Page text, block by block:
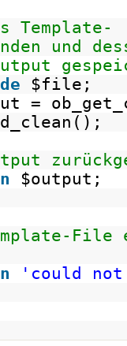
Template-
und
$file ;
=
$output ;
'could